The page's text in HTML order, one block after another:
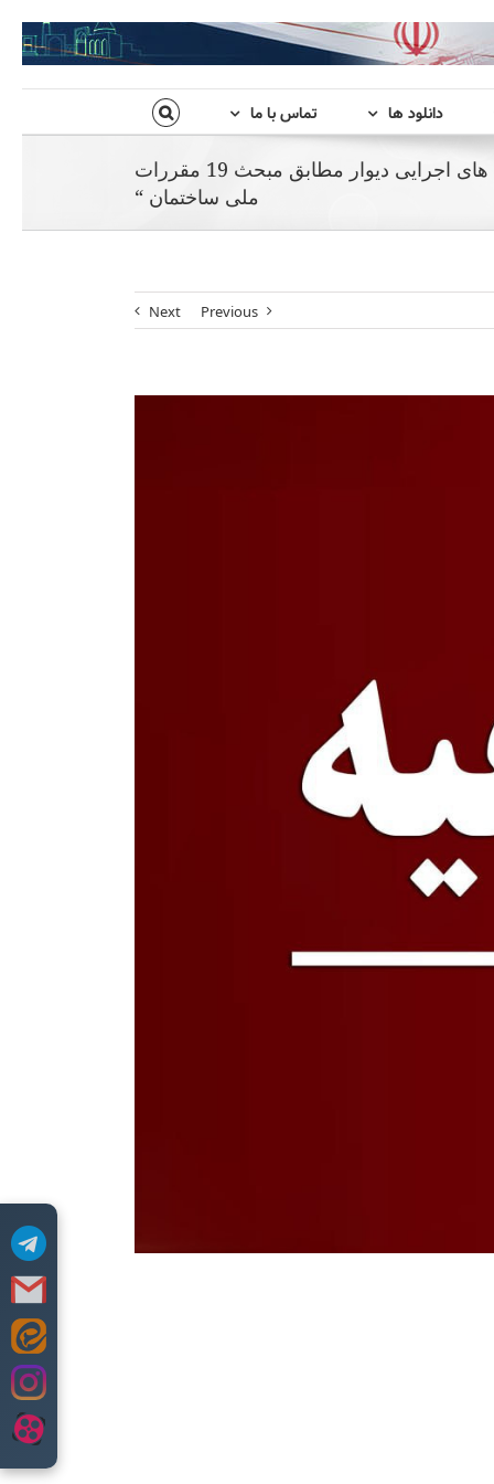
دانلود ها تماس با ما
ثبت نام ” وبینار آموزشی دیتیل های اجرایی دیوار مطابق مبحث 19 مقررات
ملی ساختمان “
Previous
Next